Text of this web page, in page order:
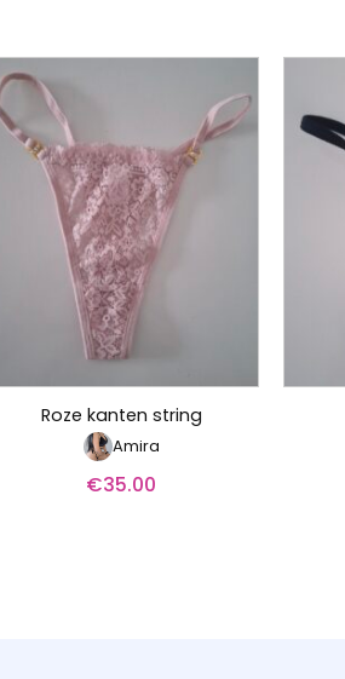
Roze kanten string
Amira
€35.00